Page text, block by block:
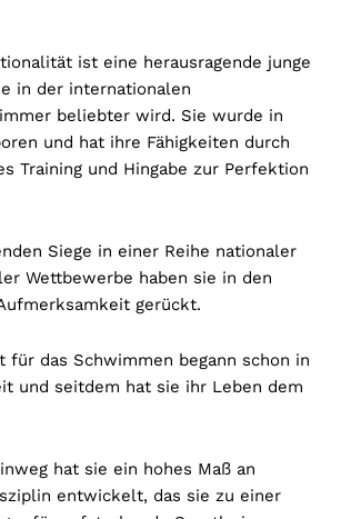
ist eine herausragende junge
in der internationalen
beliebter wird. Sie wurde in
und hat ihre Fähigkeiten durch
Training und Hingabe zur Perfektion
Siege in einer Reihe nationaler
Wettbewerbe haben sie in den
gerückt.
für das Schwimmen begann schon in
und seitdem hat sie ihr Leben dem
hat sie ein hohes Maß an
entwickelt, das sie zu einer